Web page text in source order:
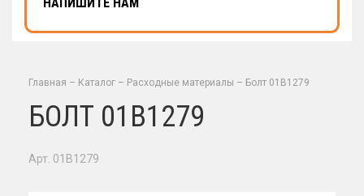
Главная – Каталог – Расходные материалы – Болт 01B1279
БОЛТ 01B1279
Арт. 01B1279